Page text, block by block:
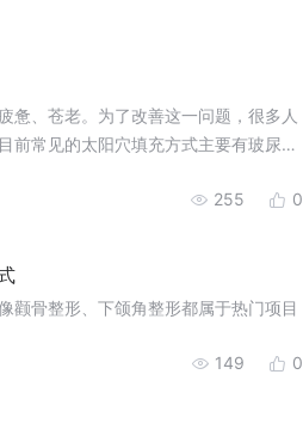
惫、苍老。为了改善这一问题，很多人
前常见的太阳穴填充方式主要有玻尿酸
填充方式的特点和优劣，帮助您做出更
255 0
颧骨整形、下颌角整形都属于热门项目
149 0